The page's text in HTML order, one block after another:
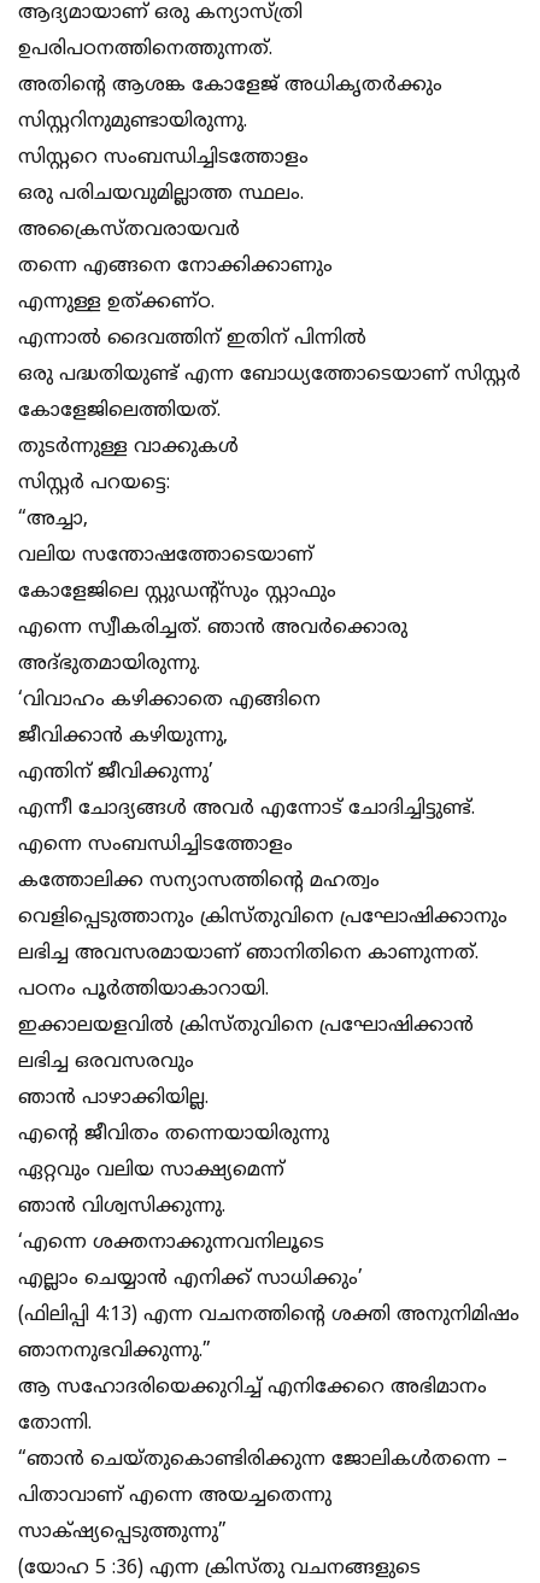
ആദ്യമായാണ് ഒരു കന്യാസ്ത്രി
ഉപരിപഠനത്തിനെത്തുന്നത്.
അതിൻ്റെ ആശങ്ക കോളേജ് അധികൃതർക്കും
സിസ്റ്ററിനുമുണ്ടായിരുന്നു.
സിസ്റ്ററെ സംബന്ധിച്ചിടത്തോളം
ഒരു പരിചയവുമില്ലാത്ത സ്ഥലം.
അക്രൈസ്തവരായവർ
തന്നെ എങ്ങനെ നോക്കിക്കാണും
എന്നുള്ള ഉത്ക്കണ്ഠ.
എന്നാൽ ദൈവത്തിന് ഇതിന് പിന്നിൽ
ഒരു പദ്ധതിയുണ്ട് എന്ന ബോധ്യത്തോടെയാണ് സിസ്റ്റർ
കോളേജിലെത്തിയത്.
തുടർന്നുള്ള വാക്കുകൾ
സിസ്റ്റർ പറയട്ടെ:
“അച്ചാ,
വലിയ സന്തോഷത്തോടെയാണ്
കോളേജിലെ സ്റ്റുഡൻ്റ്സും സ്റ്റാഫും
എന്നെ സ്വീകരിച്ചത്. ഞാൻ അവർക്കൊരു
അദ്ഭുതമായിരുന്നു.
‘വിവാഹം കഴിക്കാതെ എങ്ങിനെ
ജീവിക്കാൻ കഴിയുന്നു,
എന്തിന് ജീവിക്കുന്നു’
എന്നീ ചോദ്യങ്ങൾ അവർ എന്നോട് ചോദിച്ചിട്ടുണ്ട്.
എന്നെ സംബന്ധിച്ചിടത്തോളം
കത്തോലിക്ക സന്യാസത്തിൻ്റെ മഹത്വം
വെളിപ്പെടുത്താനും ക്രിസ്തുവിനെ പ്രഘോഷിക്കാനും
ലഭിച്ച അവസരമായാണ് ഞാനിതിനെ കാണുന്നത്.
പഠനം പൂർത്തിയാകാറായി.
ഇക്കാലയളവിൽ ക്രിസ്തുവിനെ പ്രഘോഷിക്കാൻ
ലഭിച്ച ഒരവസരവും
ഞാൻ പാഴാക്കിയില്ല.
എൻ്റെ ജീവിതം തന്നെയായിരുന്നു
ഏറ്റവും വലിയ സാക്ഷ്യമെന്ന്
ഞാൻ വിശ്വസിക്കുന്നു.
‘എന്നെ ശക്തനാക്കുന്നവനിലൂടെ
എല്ലാം ചെയ്യാൻ എനിക്ക് സാധിക്കും’
(ഫിലിപ്പി 4:13) എന്ന വചനത്തിൻ്റെ ശക്തി അനുനിമിഷം
ഞാനനുഭവിക്കുന്നു.”
ആ സഹോദരിയെക്കുറിച്ച് എനിക്കേറെ അഭിമാനം
തോന്നി.
“ഞാന്‍ ചെയ്‌തുകൊണ്ടിരിക്കുന്ന ജോലികള്‍തന്നെ –
പിതാവാണ്‌ എന്നെ അയച്ചതെന്നു
സാക്‌ഷ്യപ്പെടുത്തുന്നു”
(യോഹ 5 :36) എന്ന ക്രിസ്തു വചനങ്ങളുടെ